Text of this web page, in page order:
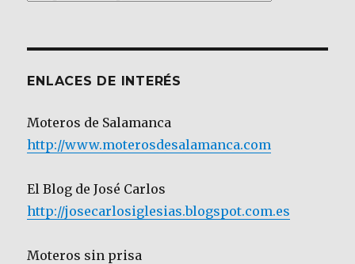
ENLACES DE INTERÉS
Moteros de Salamanca
http://www.moterosdesalamanca.com
El Blog de José Carlos
http://josecarlosiglesias.blogspot.com.es
Moteros sin prisa